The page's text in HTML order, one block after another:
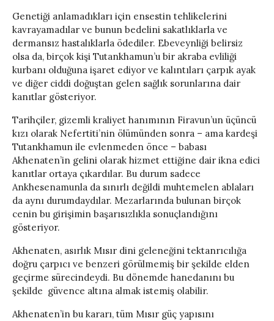
Genetiği anlamadıkları için ensestin tehlikelerini
kavrayamadılar ve bunun bedelini sakatlıklarla ve
dermansız hastalıklarla ödediler. Ebeveynliği belirsiz
olsa da, birçok kişi Tutankhamun’u bir akraba evliliği
kurbanı olduğuna işaret ediyor ve kalıntıları çarpık ayak
ve diğer ciddi doğuştan gelen sağlık sorunlarına dair
kanıtlar gösteriyor.
Tarihçiler, gizemli kraliyet hanımının Firavun’un üçüncü
kızı olarak Nefertiti’nin ölümünden sonra – ama kardeşi
Tutankhamun ile evlenmeden önce – babası
Akhenaten’in gelini olarak hizmet ettiğine dair ikna edici
kanıtlar ortaya çıkardılar. Bu durum sadece
Ankhesenamunla da sınırlı değildi muhtemelen ablaları
da aynı durumdaydılar. Mezarlarında bulunan birçok
cenin bu girişimin başarısızlıkla sonuçlandığını
gösteriyor.
Akhenaten, asırlık Mısır dini geleneğini tektanrıcılığa
doğru çarpıcı ve benzeri görülmemiş bir şekilde elden
geçirme sürecindeydi. Bu dönemde hanedanını bu
şekilde güvence altına almak istemiş olabilir.
Akhenaten’in bu kararı, tüm Mısır güç yapısını